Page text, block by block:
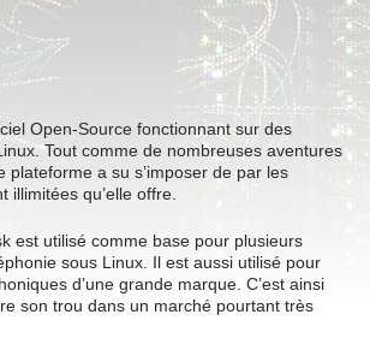
Open-Source fonctionnant sur des
Tout comme de nombreuses aventures
plateforme a su s’imposer de par les
illimitées qu’elle offre.
est utilisé comme base pour plusieurs
sous Linux. Il est aussi utilisé pour
d’une grande marque. C’est ainsi
son trou dans un marché pourtant très